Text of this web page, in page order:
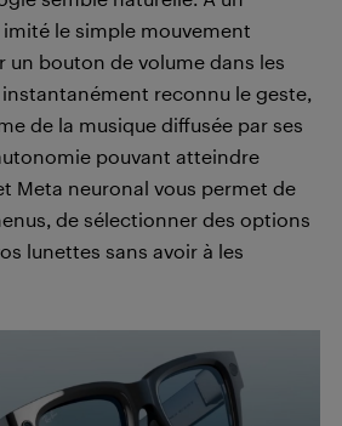
le simple mouvement
bouton de volume dans les
reconnu le geste,
de la musique diffusée par ses
pouvant atteindre
Meta neuronal vous permet de
de sélectionner des options
lunettes sans avoir à les